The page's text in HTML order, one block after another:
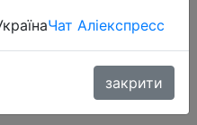
в телеграм
Чат Аліекспресс
закрити